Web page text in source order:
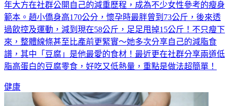
年大方在社群公開自己的減重歷程，成為不少女性參考的瘦身
範本。趙小僑身高170公分，懷孕時最胖曾到73公斤，後來透
過飲控及運動，減到現在58公斤，足足甩掉15公斤！不只瘦下
來，整體線條甚至比產前更緊實～她多次分享自己的減脂食
譜，其中「豆腐」是他最愛的食材！最近更在社群分享兩道低
脂高蛋白的豆腐零食，好吃又低熱量，重點是做法超簡單！
健康